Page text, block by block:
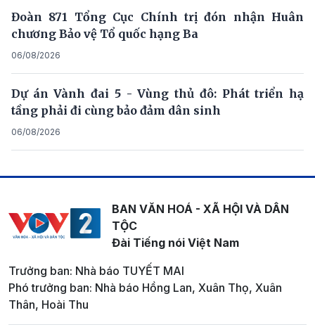
Đoàn 871 Tổng Cục Chính trị đón nhận Huân
chương Bảo vệ Tổ quốc hạng Ba
06/08/2026
Dự án Vành đai 5 - Vùng thủ đô: Phát triển hạ
tầng phải đi cùng bảo đảm dân sinh
06/08/2026
BAN VĂN HOÁ - XÃ HỘI VÀ DÂN
TỘC
Đài Tiếng nói Việt Nam
Trưởng ban: Nhà báo TUYẾT MAI
Phó trưởng ban: Nhà báo Hồng Lan, Xuân Thọ, Xuân
Thân, Hoài Thu